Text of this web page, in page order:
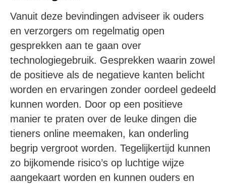
Vanuit deze bevindingen adviseer ik ouders
en verzorgers om regelmatig open
gesprekken aan te gaan over
technologiegebruik. Gesprekken waarin zowel
de positieve als de negatieve kanten belicht
worden en ervaringen zonder oordeel gedeeld
kunnen worden. Door op een positieve
manier te praten over de leuke dingen die
tieners online meemaken, kan onderling
begrip vergroot worden. Tegelijkertijd kunnen
zo bijkomende risico’s op luchtige wijze
aangekaart worden en kunnen ouders en